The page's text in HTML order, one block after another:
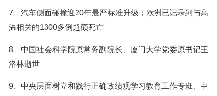
7、汽车侧面碰撞迎20年最严标准升级；欧洲已记录到与高
温相关的1300多例超额死亡
8、中国社会科学院原常务副院长、厦门大学党委原书记王
洛林逝世
9、中央层面树立和践行正确政绩观学习教育工作专班、中